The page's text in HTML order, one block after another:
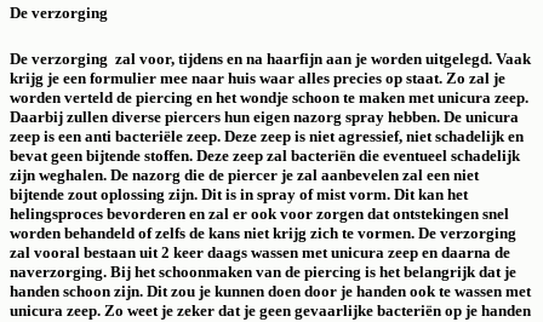
De verzorging
De verzorging zal voor, tijdens en na haarfijn aan je worden uitgelegd. Vaak
krijg je een formulier mee naar huis waar alles precies op staat. Zo zal je
worden verteld de piercing en het wondje schoon te maken met unicura zeep.
Daarbij zullen diverse piercers hun eigen nazorg spray hebben. De unicura
zeep is een anti bacteriële zeep. Deze zeep is niet agressief, niet schadelijk en
bevat geen bijtende stoffen. Deze zeep zal bacteriën die eventueel schadelijk
zijn weghalen. De nazorg die de piercer je zal aanbevelen zal een niet
bijtende zout oplossing zijn. Dit is in spray of mist vorm. Dit kan het
helingsproces bevorderen en zal er ook voor zorgen dat ontstekingen snel
worden behandeld of zelfs de kans niet krijg zich te vormen. De verzorging
zal vooral bestaan uit 2 keer daags wassen met unicura zeep en daarna de
naverzorging. Bij het schoonmaken van de piercing is het belangrijk dat je
handen schoon zijn. Dit zou je kunnen doen door je handen ook te wassen met
unicura zeep. Zo weet je zeker dat je geen gevaarlijke bacteriën op je handen